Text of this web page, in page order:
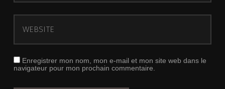
Enregistrer mon nom, mon e-mail et mon site web dans le
navigateur pour mon prochain commentaire.